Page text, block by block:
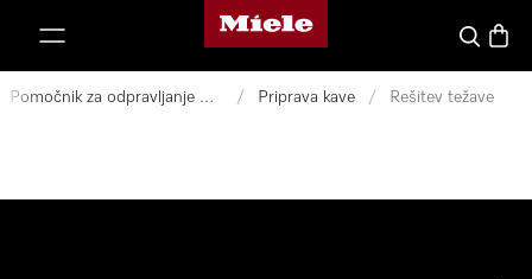
Domača stran Miele
Iskanje
Pomočnik za odpravljanje motenj / Priprava kave / Rešitev težave